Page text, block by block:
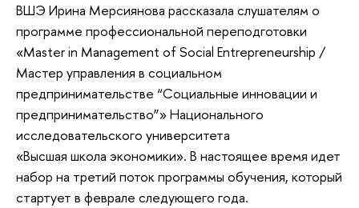
ВШЭ Ирина Мерсиянова рассказала слушателям о
программе профессиональной переподготовки
«Master in Management of Social Entrepreneurship /
Мастер управления в социальном
предпринимательстве “Социальные инновации и
предпринимательство”» Национального
исследовательского университета
«Высшая школа экономики». В настоящее время идет
набор на третий поток программы обучения, который
стартует в феврале следующего года.